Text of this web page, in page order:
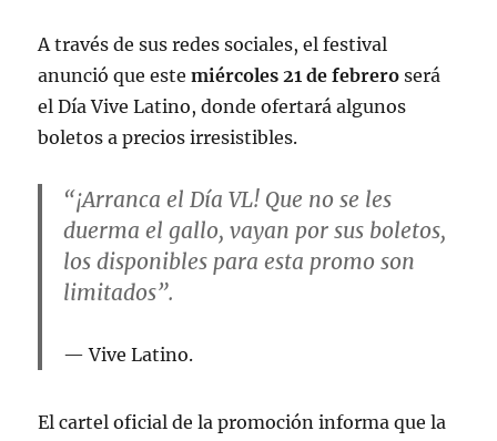
A través de sus redes sociales, el festival
anunció que estemiércoles 21 de febrero será
el Día Vive Latino, donde ofertará algunos
boletos a precios irresistibles.
“¡Arranca el Día VL! Que no se les
duerma el gallo, vayan por sus boletos,
los disponibles para esta promo son
limitados”.
Vive Latino.
El cartel oficial de la promoción informa que la